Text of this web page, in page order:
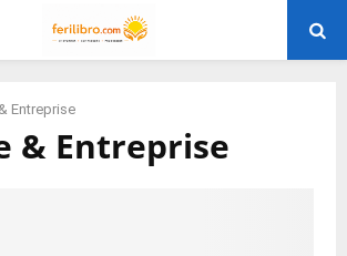
Entreprise
& Entreprise